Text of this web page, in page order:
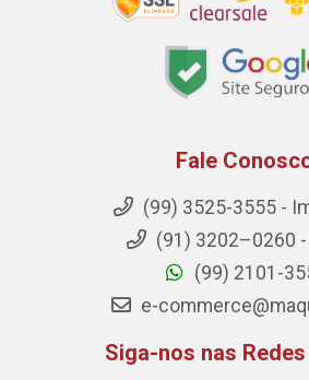
Fale
(99) 3525-3555 -
(91) 3202–0260
(99) 2101-
e-
Siga-nos nas